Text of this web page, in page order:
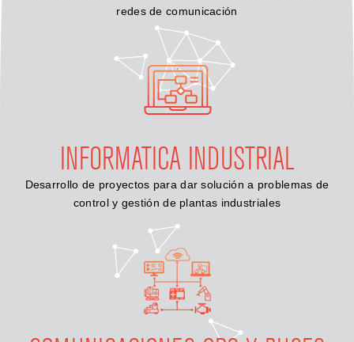
redes de comunicación
INFORMATICA INDUSTRIAL
Desarrollo de proyectos para dar solución a problemas de
control y gestión de plantas industriales